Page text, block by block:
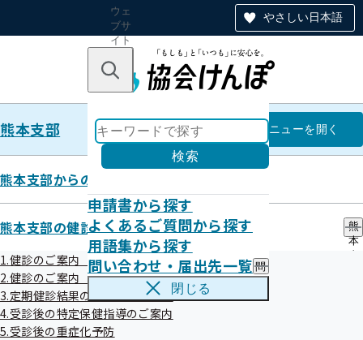
やさしい日本語
ウェ
ブサ
イト
のナ
ン
キーワードで探す
検索
申請書から探す
よくあるご質問から探す
用語集から探す
問い合わせ・届出先一覧 問
い
閉じる
熊本支部 熊本支部
メニューを開く
熊本支部からのお知らせ
熊本支部の健診・保健指導のご案内
熊
本
1.健診のご案内（ご本人）
2.健診のご案内（ご家族）健診のご案内（ご家族）
3.定期健診結果のご提供のお願い
4.受診後の特定保健指導のご案内
5.受診後の重症化予防
健康づくり
ヘルスター健康宣言